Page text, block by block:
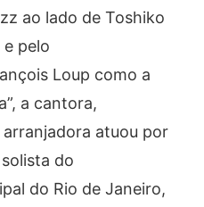
ao lado de Toshiko
e pelo
Loup como a
a cantora,
atuou por
do
do Rio de Janeiro,